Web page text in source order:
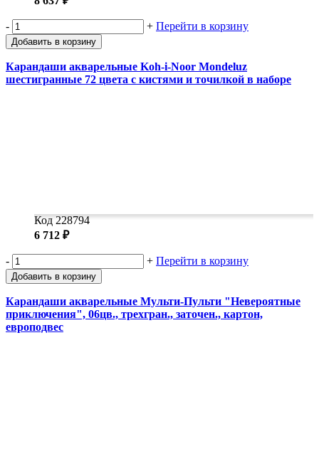
- + Перейти в корзину
Добавить в корзину
Карандаши акварельные Koh-i-Noor Mondeluz
шестигранные 72 цвета с кистями и точилкой в наборе
Код 228794
6 712 ₽
- + Перейти в корзину
Добавить в корзину
Карандаши акварельные Мульти-Пульти "Невероятные
приключения", 06цв., трехгран., заточен., картон,
европодвес